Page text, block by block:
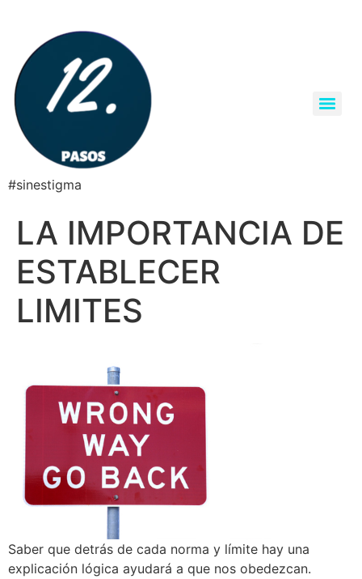
#sinestigma
LA IMPORTANCIA DE
ESTABLECER
LIMITES
Saber que detrás de cada norma y límite hay una
explicación lógica ayudará a que nos obedezcan.